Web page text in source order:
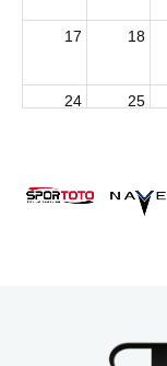
17 18
24 25